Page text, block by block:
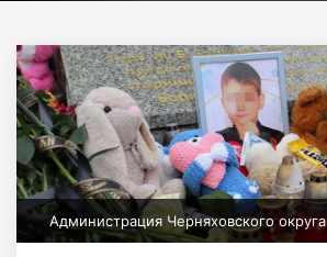
Администрация Черняховского округа